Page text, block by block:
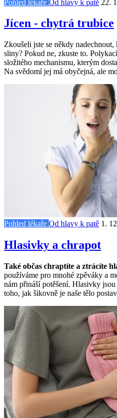
Pohled lékaře Od hlavy k patě 22.
Jícen - chytrá trubice
Zkoušeli jste se někdy
sliny? Pokud ne, zkuste to.
složitého mechanismu, kterým
Na svědomí jej má obyčejná, ale
Pohled lékaře Od hlavy k patě 1.
Hlasivky a chrapot
Také občas chraptíte a ztrácíte
používáme pro mnohé zpěváky a
nám přináší potěšení. Hlasivky
toho, jak šikovně je naše tělo